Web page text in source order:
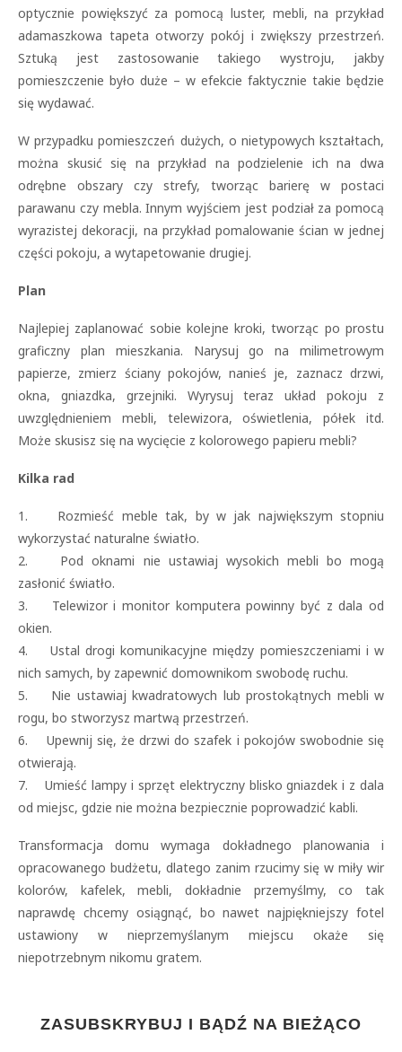
optycznie powiększyć za pomocą luster, mebli, na przykład
adamaszkowa tapeta otworzy pokój i zwiększy przestrzeń.
Sztuką jest zastosowanie takiego wystroju, jakby
pomieszczenie było duże – w efekcie faktycznie takie będzie
się wydawać.
W przypadku pomieszczeń dużych, o nietypowych kształtach,
można skusić się na przykład na podzielenie ich na dwa
odrębne obszary czy strefy, tworząc barierę w postaci
parawanu czy mebla. Innym wyjściem jest podział za pomocą
wyrazistej dekoracji, na przykład pomalowanie ścian w jednej
części pokoju, a wytapetowanie drugiej.
Plan
Najlepiej zaplanować sobie kolejne kroki, tworząc po prostu
graficzny plan mieszkania. Narysuj go na milimetrowym
papierze, zmierz ściany pokojów, nanieś je, zaznacz drzwi,
okna, gniazdka, grzejniki. Wyrysuj teraz układ pokoju z
uwzględnieniem mebli, telewizora, oświetlenia, półek itd.
Może skusisz się na wycięcie z kolorowego papieru mebli?
Kilka rad
1. Rozmieść meble tak, by w jak największym stopniu
wykorzystać naturalne światło.
2. Pod oknami nie ustawiaj wysokich mebli bo mogą
zasłonić światło.
3. Telewizor i monitor komputera powinny być z dala od
okien.
4. Ustal drogi komunikacyjne między pomieszczeniami i w
nich samych, by zapewnić domownikom swobodę ruchu.
5. Nie ustawiaj kwadratowych lub prostokątnych mebli w
rogu, bo stworzysz martwą przestrzeń.
6. Upewnij się, że drzwi do szafek i pokojów swobodnie się
otwierają.
7. Umieść lampy i sprzęt elektryczny blisko gniazdek i z dala
od miejsc, gdzie nie można bezpiecznie poprowadzić kabli.
Transformacja domu wymaga dokładnego planowania i
opracowanego budżetu, dlatego zanim rzucimy się w miły wir
kolorów, kafelek, mebli, dokładnie przemyślmy, co tak
naprawdę chcemy osiągnąć, bo nawet najpiękniejszy fotel
ustawiony w nieprzemyślanym miejscu okaże się
niepotrzebnym nikomu gratem.
ZASUBSKRYBUJ I BĄDŹ NA BIEŻĄCO